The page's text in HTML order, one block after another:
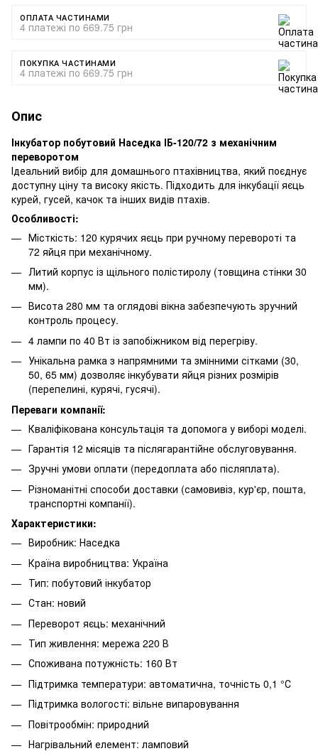
ОПЛАТА ЧАСТИНАМИ
4 платежі по 669.75 грн
ПОКУПКА ЧАСТИНАМИ
4 платежі по 669.75 грн
Опис
Інкубатор побутовий Наседка ІБ-120/72 з механічним
переворотом
Ідеальний вибір для домашнього птахівництва, який поєднує
доступну ціну та високу якість. Підходить для інкубації яєць
курей, гусей, качок та інших видів птахів.
Особливості:
Місткість: 120 курячих яєць при ручному перевороті та
72 яйця при механічному.
Литий корпус із щільного полістиролу (товщина стінки 30
мм).
Висота 280 мм та оглядові вікна забезпечують зручний
контроль процесу.
4 лампи по 40 Вт із запобіжником від перегріву.
Унікальна рамка з напрямними та змінними сітками (30,
50, 65 мм) дозволяє інкубувати яйця різних розмірів
(перепелині, курячі, гусячі).
Переваги компанії:
Кваліфікована консультація та допомога у виборі моделі.
Гарантія 12 місяців та післягарантійне обслуговування.
Зручні умови оплати (передоплата або післяплата).
Різноманітні способи доставки (самовивіз, кур'єр, пошта,
транспортні компанії).
Характеристики:
Виробник: Наседка
Країна виробництва: Україна
Тип: побутовий інкубатор
Стан: новий
Переворот яєць: механічний
Тип живлення: мережа 220 В
Споживана потужність: 160 Вт
Підтримка температури: автоматична, точність 0,1 °С
Підтримка вологості: вільне випаровування
Повітрообмін: природний
Нагрівальний елемент: ламповий